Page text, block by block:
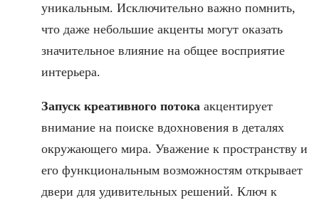
уникальным. Исключительно важно помнить,
что даже небольшие акценты могут оказать
значительное влияние на общее восприятие
интерьера.
Запуск креативного потока акцентирует
внимание на поиске вдохновения в деталях
окружающего мира. Уважение к пространству и
его функциональным возможностям открывает
двери для удивительных решений. Ключ к